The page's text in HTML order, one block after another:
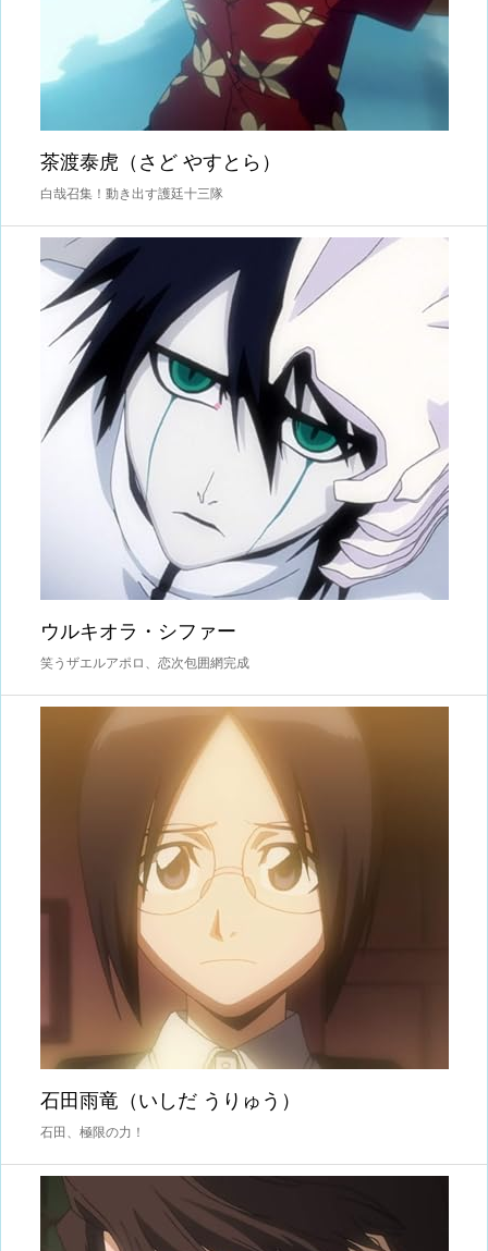
茶渡泰虎（さど やすとら）
白哉召集！動き出す護廷十三隊
ウルキオラ・シファー
笑うザエルアポロ、恋次包囲網完成
石田雨竜（いしだ うりゅう）
石田、極限の力！